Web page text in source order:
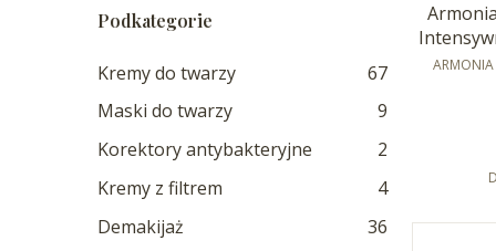
Podkategorie
Kremy do twarzy
67
Maski do twarzy
9
Korektory antybakteryjne
2
Kremy z filtrem
4
Demakijaż
36